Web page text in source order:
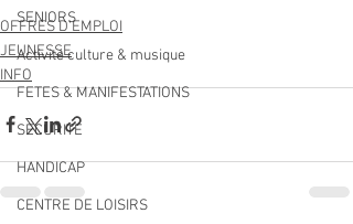
SENIORS
Activité culture & musique
FETES & MANIFESTATIONS
SECURITE
HANDICAP
CENTRE DE LOISIRS
OFFRES D'EMPLOI
JEUNESSE
INFO